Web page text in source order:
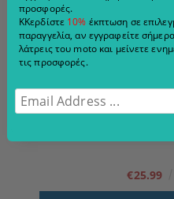
€25.99
προσφορές.
ΚΚερδίστε 10% έκπτωση σε
παραγγελία, αν εγγραφείτε
λάτρεις του moto και μείνετε
τις προσφορές.